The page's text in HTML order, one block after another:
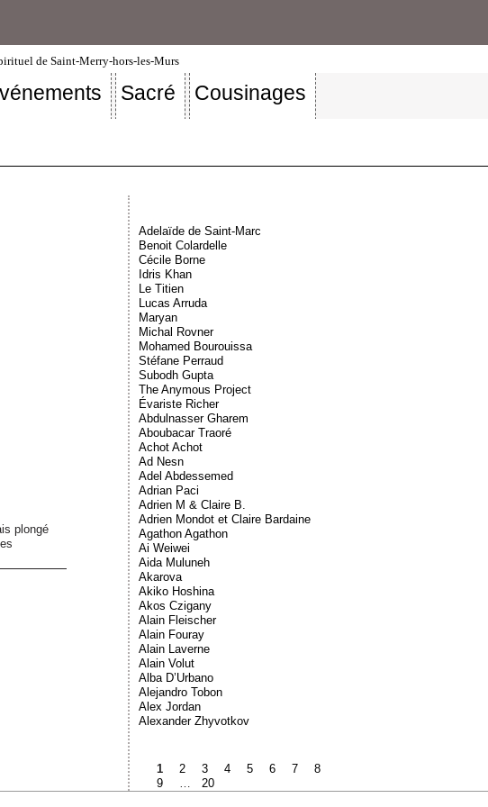
de Saint-Merry-hors-les-Murs
Sacré Cousinages
plongé
Adelaïde de Saint-Marc
Benoit Colardelle
Cécile Borne
Idris Khan
Le Titien
Lucas Arruda
Maryan
Michal Rovner
Mohamed Bourouissa
Stéfane Perraud
Subodh Gupta
The Anymous Project
Évariste Richer
Abdulnasser Gharem
Aboubacar Traoré
Achot Achot
Ad Nesn
Adel Abdessemed
Adrian Paci
Adrien M & Claire B.
Adrien Mondot et Claire Bardaine
Agathon Agathon
Ai Weiwei
Aida Muluneh
Akarova
Akiko Hoshina
Akos Czigany
Alain Fleischer
Alain Fouray
Alain Laverne
Alain Volut
Alba D’Urbano
Alejandro Tobon
Alex Jordan
Alexander Zhyvotkov
1 2 3 4 5 6 7
8
9
20